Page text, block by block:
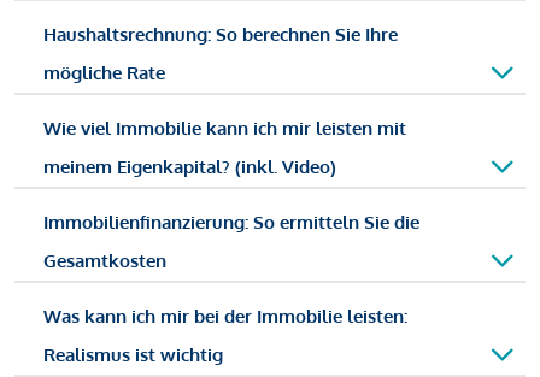
Haushaltsrechnung: So berechnen Sie Ihre
mögliche Rate
Wie viel Immobilie kann ich mir leisten mit
meinem Eigenkapital? (inkl. Video)
Immobilienfinanzierung: So ermitteln Sie die
Gesamtkosten
Was kann ich mir bei der Immobilie leisten:
Realismus ist wichtig